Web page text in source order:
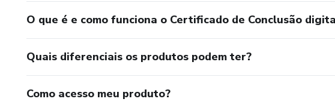
O que é e como funciona o Certificado de Conclusão
Quais diferenciais os produtos podem ter?
Como acesso meu produto?